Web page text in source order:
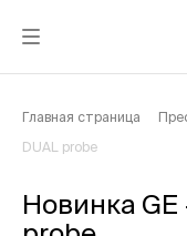
Главная страница
DUAL probe
Новинка GE